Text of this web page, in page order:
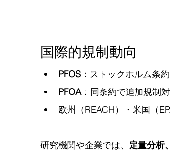
国際的規制動向
PFOS ：ストックホルム条
PFOA：同条約で追加規制
欧州（REACH）・米国（
研究機関や企業では、 定量分析